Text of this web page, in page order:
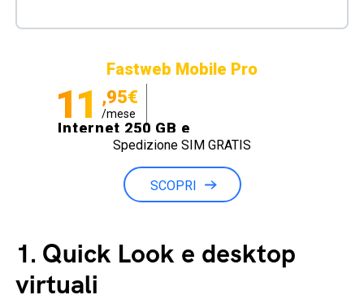
Fastweb Mobile Pro
11 ,95€
/mese
Internet 250 GB e
Minuti illimitati
Spedizione SIM GRATIS
SCOPRI
1. Quick Look e desktop
virtuali